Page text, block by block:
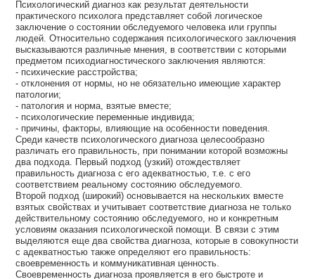
Психологический диагноз как результат деятельности
практического психолога представляет собой логическое
заключение о состоянии обследуемого человека или группы
людей. Относительно содержания психологического заключения
высказываются различные мнения, в соответствии с которыми
предметом психодиагностического заключения являются:
- психические расстройства;
- отклонения от нормы, но не обязательно имеющие характер
патологии;
- патология и норма, взятые вместе;
- психологические переменные индивида;
- причины, факторы, влияющие на особенности поведения.
Среди качеств психологического диагноза целесообразно
различать его правильность, при понимании которой возможны
два подхода. Первый подход (узкий) отождествляет
правильность диагноза с его адекватностью, т.е. с его
соответствием реальному состоянию обследуемого.
Второй подход (широкий) основывается на нескольких вместе
взятых свойствах и учитывает соответствие диагноза не только
действительному состоянию обследуемого, но и конкретным
условиям оказания психологической помощи. В связи с этим
выделяются еще два свойства диагноза, которые в совокупности
с адекватностью также определяют его правильность:
своевременность и коммуникативная ценность.
Своевременность диагноза проявляется в его быстроте и